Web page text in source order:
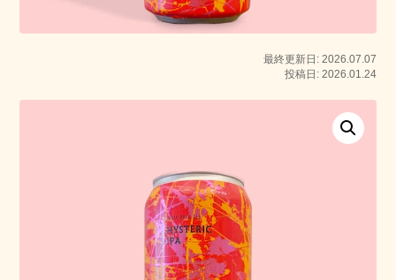
最終更新日: 2026.07.07
投稿日: 2026.01.24